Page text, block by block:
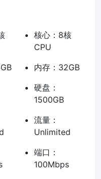
核心：8核
CPU
内存：32GB
硬盘：
1500GB
流量：
Unlimited
端口：
100Mbps